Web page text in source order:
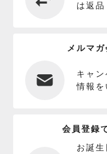
は返品
メルマ
キャ
情報を
会員登録
お誕